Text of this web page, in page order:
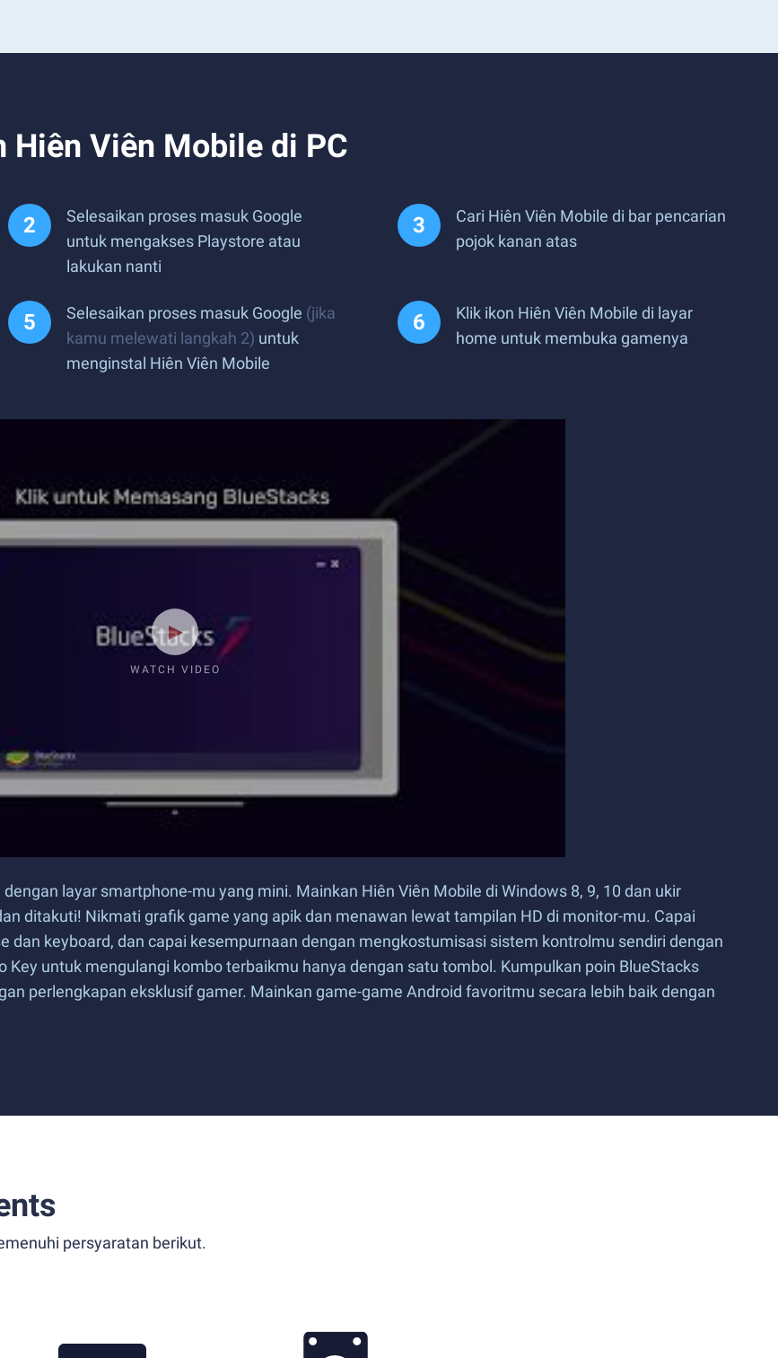
Hiên Viên Mobile di PC
Selesaikan proses masuk Google
untuk mengakses Playstore atau
lakukan nanti
Cari Hiên Viên Mobile di bar pencarian
pojok kanan atas
Selesaikan proses masuk Google (jika
kamu melewati langkah 2) untuk
menginstal Hiên Viên Mobile
Klik ikon Hiên Viên Mobile di layar
home untuk membuka gamenya
WATCH VIDEO
layar smartphone-mu yang mini. Mainkan Hiên Viên Mobile di Windows 8, 9, 10 dan ukir
ditakuti! Nikmati grafik game yang apik dan menawan lewat tampilan HD di monitor-mu. Capai
dan keyboard, dan capai kesempurnaan dengan mengkostumisasi sistem kontrolmu sendiri dengan
untuk mengulangi kombo terbaikmu hanya dengan satu tombol. Kumpulkan poin BlueStacks
perlengkapan eksklusif gamer. Mainkan game-game Android favoritmu secara lebih baik dengan
persyaratan berikut.